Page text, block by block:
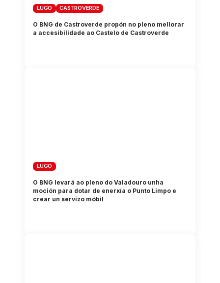
LUGO CASTROVERDE
O BNG de Castroverde propón no pleno mellorar
a accesibilidade ao Castelo de Castroverde
LUGO
O BNG levará ao pleno do Valadouro unha
moción para dotar de enerxía o Punto Limpo e
crear un servizo móbil